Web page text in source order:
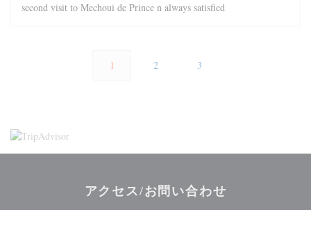
second visit to Mechoui de Prince n always satisfied
1 2 3
アクセス/お問い合わせ